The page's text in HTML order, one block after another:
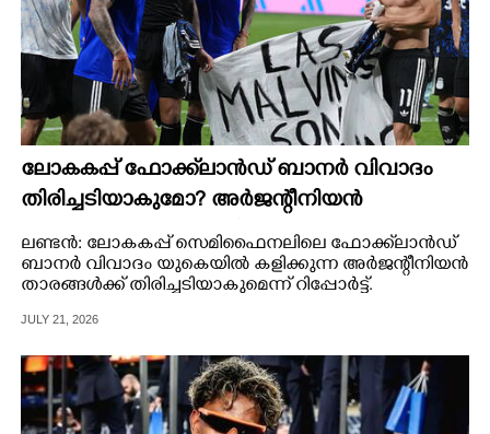
ലോകകപ്പ് ഫോക്ക്‌ലാൻഡ് ബാനർ വിവാദം
തിരിച്ചടിയാകുമോ? അർജന്റീനിയൻ
താരങ്ങളുടെ യുകെ വിസ റദ്ദാക്കുമെന്ന്
റിപ്പോർട്ട്
ലണ്ടൻ: ലോകകപ്പ് സെമിഫൈനലിലെ ഫോക്ക്‌ലാൻഡ്
ബാനർ വിവാദം യുകെയിൽ കളിക്കുന്ന അർജന്റീനിയൻ
താരങ്ങൾക്ക് തിരിച്ചടിയാകുമെന്ന് റിപ്പോർട്ട്.
JULY 21, 2026